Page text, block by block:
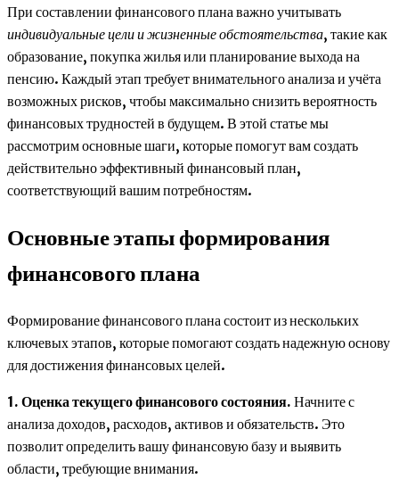
При составлении финансового плана важно учитывать
индивидуальные цели и жизненные обстоятельства, такие как
образование, покупка жилья или планирование выхода на
пенсию. Каждый этап требует внимательного анализа и учёта
возможных рисков, чтобы максимально снизить вероятность
финансовых трудностей в будущем. В этой статье мы
рассмотрим основные шаги, которые помогут вам создать
действительно эффективный финансовый план,
соответствующий вашим потребностям.
Основные этапы формирования
финансового плана
Формирование финансового плана состоит из нескольких
ключевых этапов, которые помогают создать надежную основу
для достижения финансовых целей.
1. Оценка текущего финансового состояния. Начните с
анализа доходов, расходов, активов и обязательств. Это
позволит определить вашу финансовую базу и выявить
области, требующие внимания.